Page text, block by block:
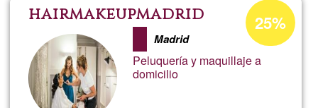
hairmakeupmadrid
Madrid
Peluquería y maquillaje a
domicilio
Porcentaje
de
aceptación
de
25%